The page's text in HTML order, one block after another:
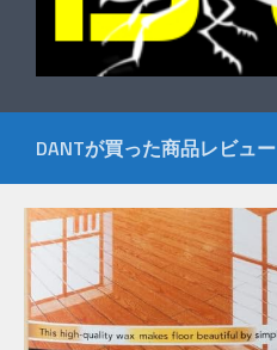
DANTが買った商品レビュー